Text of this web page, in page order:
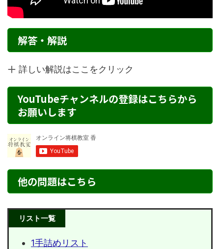
解答・解説
詳しい解説はここをクリック
YouTubeチャンネルの登録はこちらから
お願いします
他の問題はこちら
リスト一覧
1手詰めリスト